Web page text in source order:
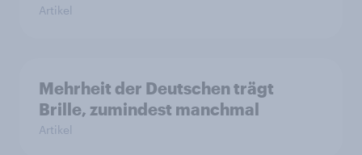
Artikel
Mehrheit der Deutschen trägt
Brille, zumindest manchmal
Artikel